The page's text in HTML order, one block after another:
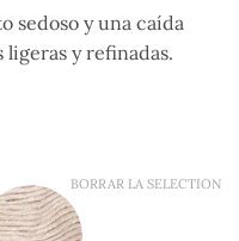
sedoso y una caída
y refinadas.
BORRAR LA SELECTION